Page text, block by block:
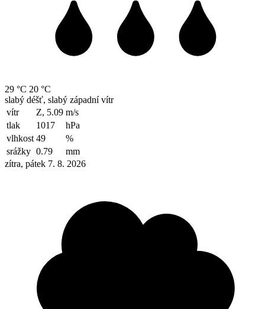
29 °C 20 °C
slabý déšť, slabý západní vítr
vítr
Z, 5.09 m/s
tlak
1017
hPa
vlhkost 49
%
srážky 0.79
mm
zítra, pátek 7. 8. 2026